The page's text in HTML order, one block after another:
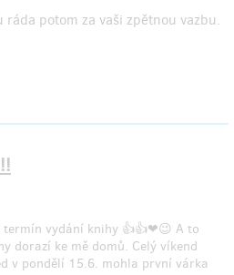
potom za vaši zpětnou vazbu.
termín vydání knihy 👍👍❤😉 A to
dorazí ke mě domů. Celý víkend
v pondělí 15.6. mohla první várka